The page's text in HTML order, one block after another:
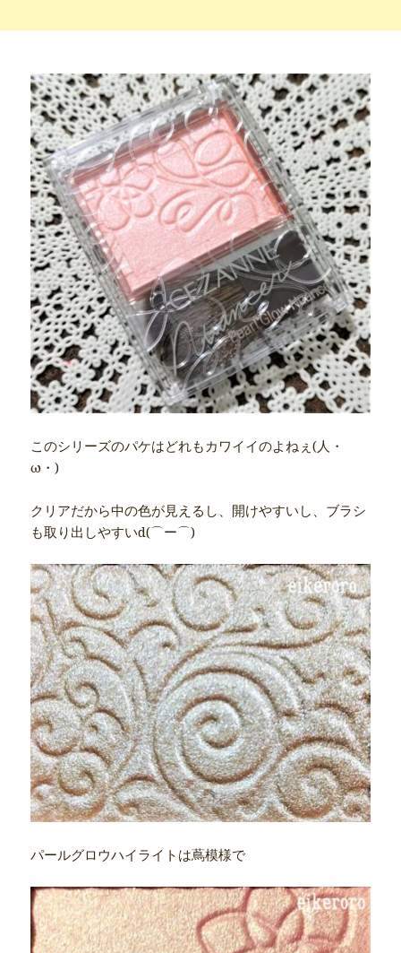
このシリーズのパケはどれもカワイイのよねぇ(人・
ω・)
クリアだから中の色が見えるし、開けやすいし、ブラシ
も取り出しやすいd(⌒ー⌒)
パールグロウハイライトは蔦模様で